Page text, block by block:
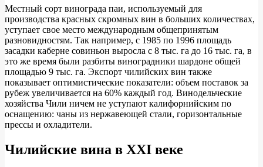
Местный сорт винограда паи, используемый для
производства красных скромных вин в больших количествах,
уступает свое место международным общепринятым
разновидностям. Так например, с 1985 по 1996 площадь
засадки каберне совиньон выросла с 8 тыс. га до 16 тыс. га, в
это же время были разбиты виноградники шардоне общей
площадью 9 тыс. га. Экспорт чилийских вин также
показывает оптимистические показатели: объем поставок за
рубеж увеличивается на 60% каждый год. Винодельческие
хозяйства Чили ничем не уступают калифорнийским по
оснащению: чаны из нержавеющей стали, горизонтальные
прессы и охладители.
Чилийские вина в XXI веке